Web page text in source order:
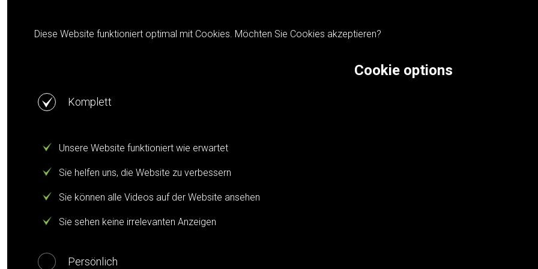
Cookie notification
Diese Website funktioniert optimal mit Cookies. Möchten Sie Cookies akzeptieren?
Cookie options
Komplett
Unsere Website funktioniert wie erwartet
Sie helfen uns, die Website zu verbessern
Sie können alle Videos auf der Website ansehen
Sie sehen keine irrelevanten Anzeigen
Persönlich